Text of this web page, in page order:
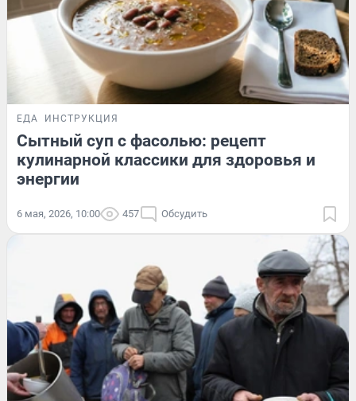
ЕДА ИНСТРУКЦИЯ
Сытный суп с фасолью: рецепт
кулинарной классики для здоровья и
энергии
6 мая, 2026, 10:00 457 Обсудить